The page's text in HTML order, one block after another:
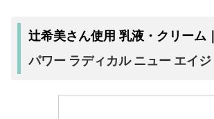
辻希美さん使用 乳液・クリーム
パワー ラディカル ニュー エイジ